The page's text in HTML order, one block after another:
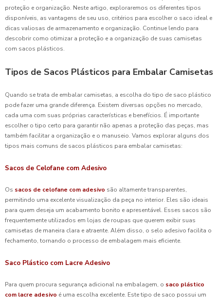
proteção e organização. Neste artigo, exploraremos os diferentes tipos
disponíveis, as vantagens de seu uso, critérios para escolher o saco ideal e
dicas valiosas de armazenamento e organização. Continue lendo para
descobrir como otimizar a proteção e a organização de suas camisetas
com sacos plásticos.
Tipos de Sacos Plásticos para Embalar Camisetas
Quando se trata de embalar camisetas, a escolha do tipo de saco plástico
pode fazer uma grande diferença. Existem diversas opções no mercado,
cada uma com suas próprias características e benefícios. É importante
escolher o tipo certo para garantir não apenas a proteção das peças, mas
também facilitar a organização e o manuseio. Vamos explorar alguns dos
tipos mais comuns de sacos plásticos para embalar camisetas:
Sacos de Celofane com Adesivo
Os sacos de celofane com adesivo são altamente transparentes,
permitindo uma excelente visualização da peça no interior. Eles são ideais
para quem deseja um acabamento bonito e apresentável. Esses sacos são
frequentemente utilizados em lojas de roupas que querem exibir suas
camisetas de maneira clara e atraente. Além disso, o selo adesivo facilita o
fechamento, tornando o processo de embalagem mais eficiente.
Saco Plástico com Lacre Adesivo
Para quem procura segurança adicional na embalagem, o saco plástico
com lacre adesivo é uma escolha excelente. Este tipo de saco possui um